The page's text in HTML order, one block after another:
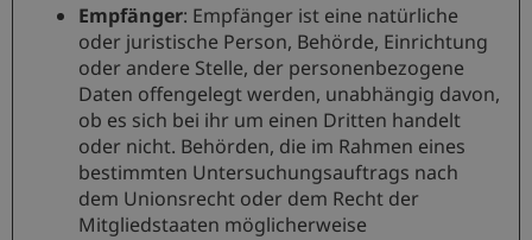
Empfänger: Empfänger ist eine natürliche
oder juristische Person, Behörde, Einrichtung
oder andere Stelle, der personenbezogene
Daten offengelegt werden, unabhängig davon,
ob es sich bei ihr um einen Dritten handelt
oder nicht. Behörden, die im Rahmen eines
bestimmten Untersuchungsauftrags nach
dem Unionsrecht oder dem Recht der
Mitgliedstaaten möglicherweise